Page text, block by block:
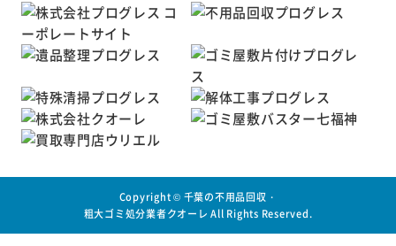
Copyright © 千葉の不用品回収・
粗大ゴミ処分業者クオーレ All Rights Reserved.